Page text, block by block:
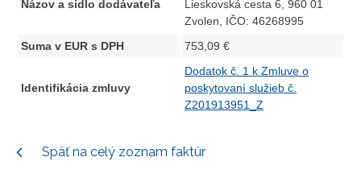
Názov a sídlo dodávateľa
Lieskovská cesta 6, 960 01
Zvolen, IČO: 46268995
Suma v EUR s DPH
753,09 €
Identifikácia zmluvy
Dodatok č. 1 k Zmluve o
poskytovaní služieb č.
Z201913951_Z
Späť na celý zoznam faktúr